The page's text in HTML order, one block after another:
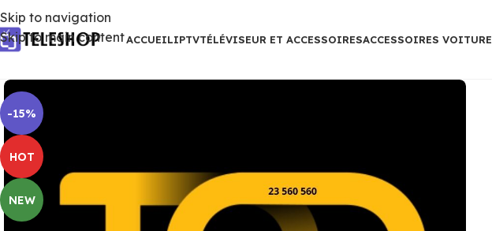
Skip to navigation
Skip to main contentACCUEILIPTVTÉLÉVISEUR ET ACCESSOIRESACCESSOIRES VOITURE
-15%
HOT
NEW